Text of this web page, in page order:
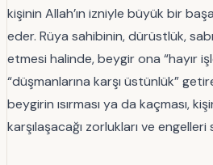
kişinin Allah’ın izniyle büyük bir
eder. Rüya sahibinin, dürüstlük,
etmesi halinde, beygir ona “hayır
“düşmanlarına karşı üstünlük”
beygirin ısırması ya da kaçması,
karşılaşacağı zorlukları ve engelleri